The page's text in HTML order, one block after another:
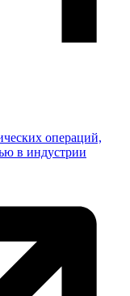
операций,
в индустрии